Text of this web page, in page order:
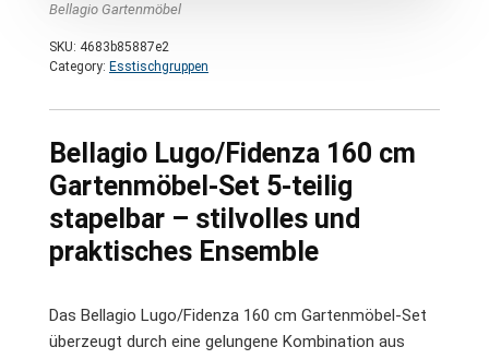
Bellagio Gartenmöbel
SKU: 4683b85887e2
Category: Esstischgruppen
Bellagio Lugo/Fidenza 160 cm
Gartenmöbel-Set 5-teilig
stapelbar – stilvolles und
praktisches Ensemble
Das Bellagio Lugo/Fidenza 160 cm Gartenmöbel-Set
überzeugt durch eine gelungene Kombination aus